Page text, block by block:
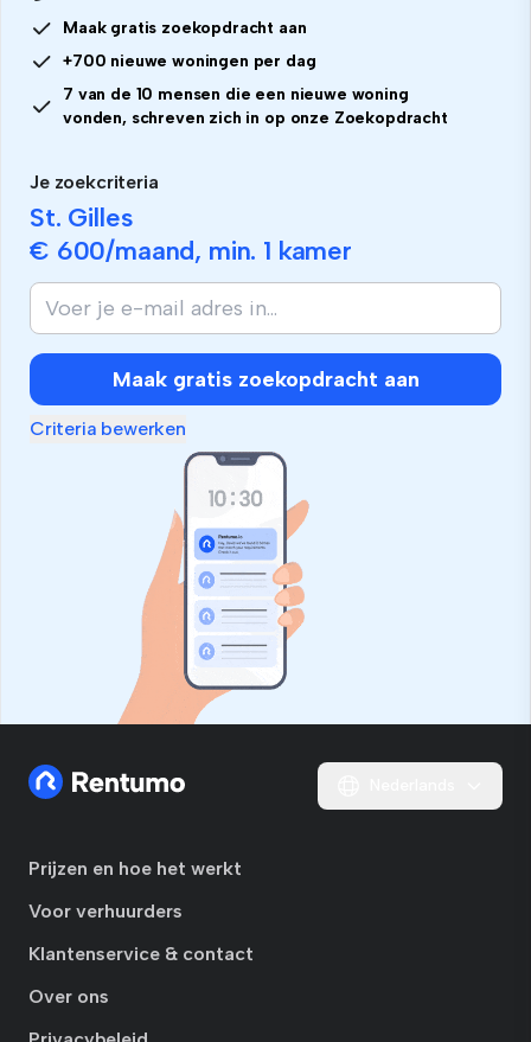
Maak gratis zoekopdracht aan
+700 nieuwe woningen per dag
7 van de 10 mensen die een nieuwe woning
vonden, schreven zich in op onze Zoekopdracht
Je zoekcriteria
St. Gilles
€ 600/maand, min. 1 kamer
Maak gratis zoekopdracht aan
Criteria bewerken
Prijzen en hoe het werkt
Voor verhuurders
Klantenservice & contact
Over ons